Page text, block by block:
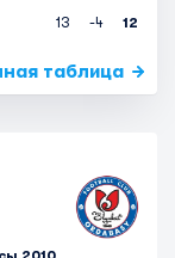
13 -4 12
таблица